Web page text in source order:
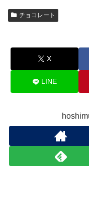
チョコレート
X
LINE